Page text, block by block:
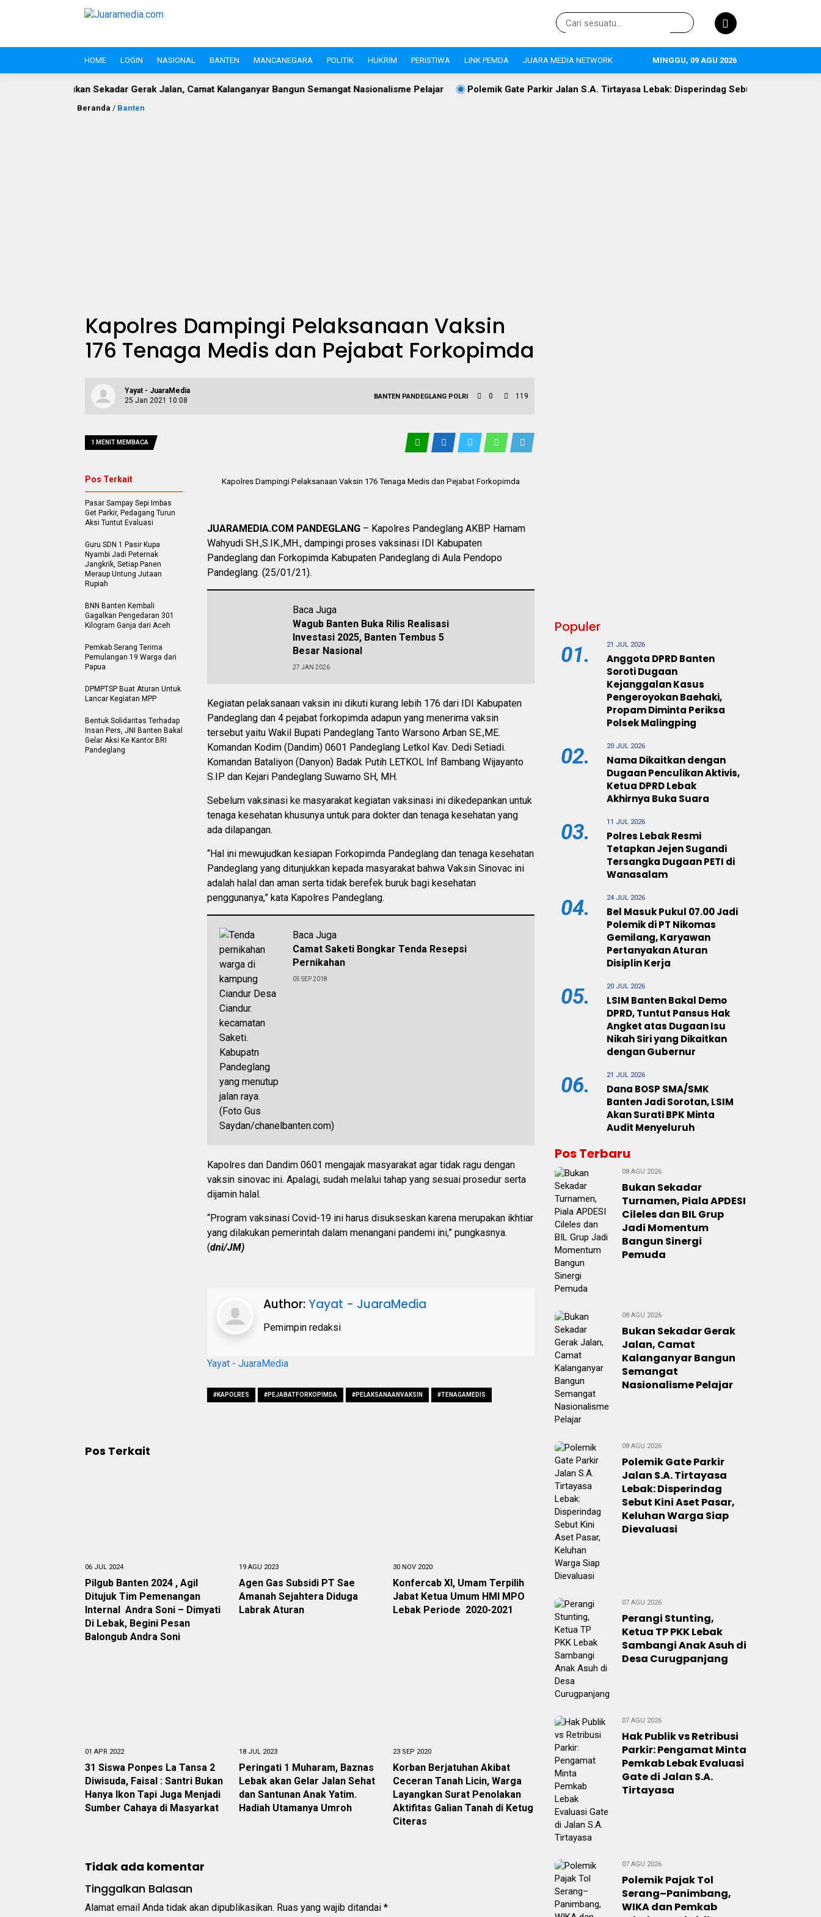
HOME LOGIN NASIONAL BANTEN MANCANEGARA POLITIK HUKRIM PERISTIWA LINK PEMDA JUARA MEDIA NETWORK MINGGU, 09 AGU 2026
Sekadar Gerak Jalan, Camat Kalanganyar Bangun Semangat Nasionalisme Pelajar Polemik Gate Parkir Jalan S.A. Tirtayasa Lebak: Disperindag Sebut Kini Aset Pasar, Keluhan Warga
Beranda / Banten
Kapolres Dampingi Pelaksanaan Vaksin
176 Tenaga Medis dan Pejabat Forkopimda
Yayat - JuaraMedia
25 Jan 2021 10:08
BANTEN PANDEGLANG POLRI 0 119
1 MENIT MEMBACA
Kapolres Dampingi Pelaksanaan Vaksin 176 Tenaga Medis dan Pejabat Forkopimda
JUARAMEDIA.COM PANDEGLANG – Kapolres Pandeglang AKBP Hamam
Wahyudi SH.,S.IK.,MH., dampingi proses vaksinasi IDI Kabupaten
Pandeglang dan Forkopimda Kabupaten Pandeglang di Aula Pendopo
Pandeglang. (25/01/21).
Baca Juga
Wagub Banten Buka Rilis Realisasi
Investasi 2025, Banten Tembus 5
Besar Nasional
27 JAN 2026
Kegiatan pelaksanaan vaksin ini dikuti kurang lebih 176 dari IDI Kabupaten
Pandeglang dan 4 pejabat forkopimda adapun yang menerima vaksin
tersebut yaitu Wakil Bupati Pandeglang Tanto Warsono Arban SE.,ME.
Komandan Kodim (Dandim) 0601 Pandeglang Letkol Kav. Dedi Setiadi.
Komandan Bataliyon (Danyon) Badak Putih LETKOL Inf Bambang Wijayanto
S.IP dan Kejari Pandeglang Suwarno SH, MH.
Sebelum vaksinasi ke masyarakat kegiatan vaksinasi ini dikedepankan untuk
tenaga kesehatan khusunya untuk para dokter dan tenaga kesehatan yang
ada dilapangan.
“Hal ini mewujudkan kesiapan Forkopimda Pandeglang dan tenaga kesehatan
Pandeglang yang ditunjukkan kepada masyarakat bahwa Vaksin Sinovac ini
adalah halal dan aman serta tidak berefek buruk bagi kesehatan
penggunanya,” kata Kapolres Pandeglang.
Baca Juga
Camat Saketi Bongkar Tenda Resepsi
Pernikahan
05 SEP 2018
Kapolres dan Dandim 0601 mengajak masyarakat agar tidak ragu dengan
vaksin sinovac ini. Apalagi, sudah melalui tahap yang sesuai prosedur serta
dijamin halal.
“Program vaksinasi Covid-19 ini harus disukseskan karena merupakan ikhtiar
yang dilakukan pemerintah dalam menangani pandemi ini,” pungkasnya.
(dni/JM)
Author:Yayat - JuaraMedia
Pemimpin redaksi
Yayat - JuaraMedia
#KAPOLRES #PEJABATFORKOPIMDA #PELAKSANAANVAKSIN #TENAGAMEDIS
Pos Terkait
Pasar Sampay Sepi Imbas
Get Parkir, Pedagang Turun
Aksi Tuntut Evaluasi
Guru SDN 1 Pasir Kupa
Nyambi Jadi Peternak
Jangkrik, Setiap Panen
Meraup Untung Jutaan
Rupiah
BNN Banten Kembali
Gagalkan Pengedaran 301
Kilogram Ganja dari Aceh
Pemkab Serang Terima
Pemulangan 19 Warga dari
Papua
DPMPTSP Buat Aturan Untuk
Lancar Kegiatan MPP
Bentuk Solidaritas Terhadap
Insan Pers, JNI Banten Bakal
Gelar Aksi Ke Kantor BRI
Pandeglang
Pos Terkait
06 JUL 2024
Pilgub Banten 2024 , Agil
Ditujuk Tim Pemenangan
Internal Andra Soni – Dimyati
Di Lebak, Begini Pesan
Balongub Andra Soni
19 AGU 2023
Agen Gas Subsidi PT Sae
Amanah Sejahtera Diduga
Labrak Aturan
30 NOV 2020
Konfercab XI, Umam Terpilih
Jabat Ketua Umum HMI MPO
Lebak Periode 2020-2021
01 APR 2022
31 Siswa Ponpes La Tansa 2
Diwisuda, Faisal : Santri Bukan
Hanya Ikon Tapi Juga Menjadi
Sumber Cahaya di Masyarkat
18 JUL 2023
Peringati 1 Muharam, Baznas
Lebak akan Gelar Jalan Sehat
dan Santunan Anak Yatim.
Hadiah Utamanya Umroh
23 SEP 2020
Korban Berjatuhan Akibat
Ceceran Tanah Licin, Warga
Layangkan Surat Penolakan
Aktifitas Galian Tanah di Ketug
Citeras
Tidak ada komentar
Tinggalkan Balasan
Alamat email Anda tidak akan dipublikasikan. Ruas yang wajib ditandai *
Populer
01. 21 JUL 2026
Anggota DPRD Banten
Soroti Dugaan
Kejanggalan Kasus
Pengeroyokan Baehaki,
Propam Diminta Periksa
Polsek Malingping
02. 20 JUL 2026
Nama Dikaitkan dengan
Dugaan Penculikan Aktivis,
Ketua DPRD Lebak
Akhirnya Buka Suara
03. 11 JUL 2026
Polres Lebak Resmi
Tetapkan Jejen Sugandi
Tersangka Dugaan PETI di
Wanasalam
04. 24 JUL 2026
Bel Masuk Pukul 07.00 Jadi
Polemik di PT Nikomas
Gemilang, Karyawan
Pertanyakan Aturan
Disiplin Kerja
05. 20 JUL 2026
LSIM Banten Bakal Demo
DPRD, Tuntut Pansus Hak
Angket atas Dugaan Isu
Nikah Siri yang Dikaitkan
dengan Gubernur
06. 21 JUL 2026
Dana BOSP SMA/SMK
Banten Jadi Sorotan, LSIM
Akan Surati BPK Minta
Audit Menyeluruh
Pos Terbaru
08 AGU 2026
Bukan Sekadar
Turnamen, Piala APDESI
Cileles dan BIL Grup
Jadi Momentum
Bangun Sinergi
Pemuda
08 AGU 2026
Bukan Sekadar Gerak
Jalan, Camat
Kalanganyar Bangun
Semangat
Nasionalisme Pelajar
08 AGU 2026
Polemik Gate Parkir
Jalan S.A. Tirtayasa
Lebak: Disperindag
Sebut Kini Aset Pasar,
Keluhan Warga Siap
Dievaluasi
07 AGU 2026
Perangi Stunting,
Ketua TP PKK Lebak
Sambangi Anak Asuh di
Desa Curugpanjang
07 AGU 2026
Hak Publik vs Retribusi
Parkir: Pengamat Minta
Pemkab Lebak Evaluasi
Gate di Jalan S.A.
Tirtayasa
07 AGU 2026
Polemik Pajak Tol
Serang–Panimbang,
WIKA dan Pemkab